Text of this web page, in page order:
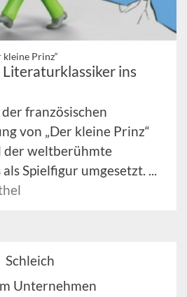
kleine Prinz“
ins
französischen
von „Der kleine Prinz“
der weltberühmte
Spielfigur umgesetzt. ...
Schleich
Unternehmen